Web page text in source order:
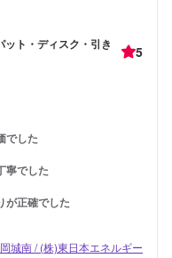
ット・ディスク・引き
5
でした
寧でした
が正確でした
城南 / (株)東日本エネルギー